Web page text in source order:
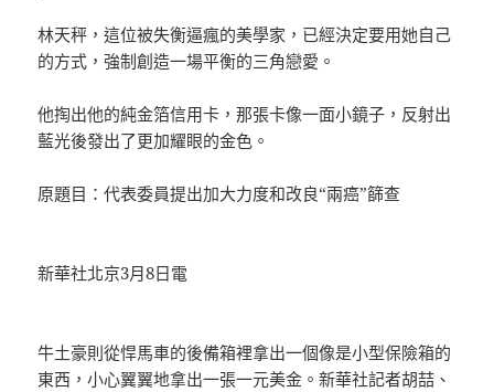
林天秤，這位被失衡逼瘋的美學家，已經決定要用她自己
的方式，強制創造一場平衡的三角戀愛。
他掏出他的純金箔信用卡，那張卡像一面小鏡子，反射出
藍光後發出了更加耀眼的金色。
原題目：代表委員提出加大力度和改良“兩癌”篩查
新華社北京3月8日電
牛土豪則從悍馬車的後備箱裡拿出一個像是小型保險箱的
東西，小心翼翼地拿出一張一元美金。新華社記者胡喆、